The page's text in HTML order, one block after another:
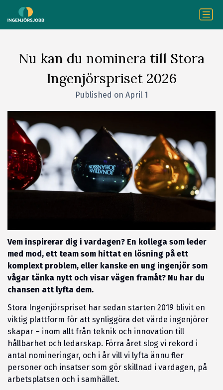
Nu kan du nominera till Stora
Ingenjörspriset 2026
Published on April 1
Vem inspirerar dig i vardagen? En kollega som leder
med mod, ett team som hittat en lösning på ett
komplext problem, eller kanske en ung ingenjör som
vågar tänka nytt och visar vägen framåt? Nu har du
chansen att lyfta dem.
Stora Ingenjörspriset har sedan starten 2019 blivit en
viktig plattform för att synliggöra det värde ingenjörer
skapar – inom allt från teknik och innovation till
hållbarhet och ledarskap. Förra året slog vi rekord i
antal nomineringar, och i år vill vi lyfta ännu fler
personer och insatser som gör skillnad i vardagen, på
arbetsplatsen och i samhället.